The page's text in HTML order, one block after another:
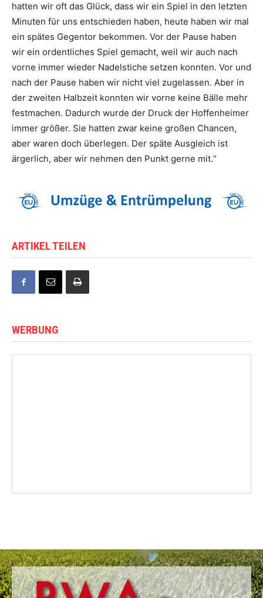
hatten wir oft das Glück, dass wir ein Spiel in den letzten
Minuten für uns entschieden haben, heute haben wir mal
ein spätes Gegentor bekommen. Vor der Pause haben
wir ein ordentliches Spiel gemacht, weil wir auch nach
vorne immer wieder Nadelstiche setzen konnten. Vor und
nach der Pause haben wir nicht viel zugelassen. Aber in
der zweiten Halbzeit konnten wir vorne keine Bälle mehr
festmachen. Dadurch wurde der Druck der Hoffenheimer
immer größer. Sie hatten zwar keine großen Chancen,
aber waren doch überlegen. Der späte Ausgleich ist
ärgerlich, aber wir nehmen den Punkt gerne mit.“
ARTIKEL TEILEN
WERBUNG